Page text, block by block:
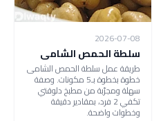
2026-07-08
سلطة الحمص الشامى
طريقة عمل سلطة الحمص الشامى
خطوة بخطوة بـ5 مكونات. وصفة
سهلة ومجرّبة من مطبخ دلوقتي
تكفي 2 فرد، بمقادير دقيقة
وخطوات واضحة.